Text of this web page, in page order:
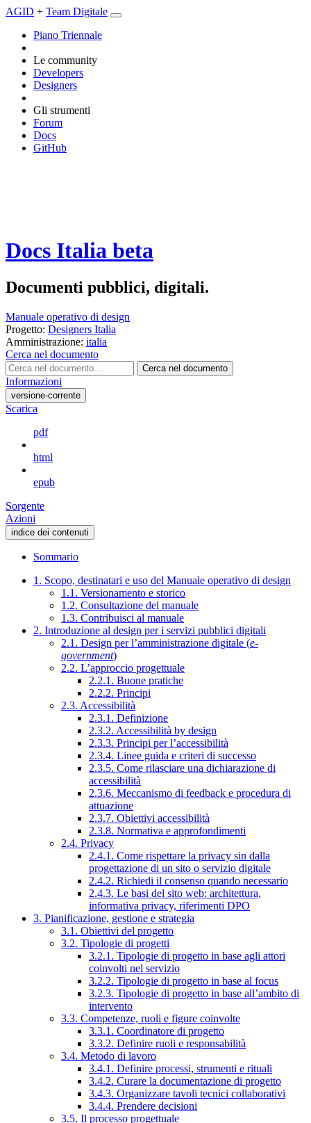
AGID + Team Digitale
Piano Triennale
Le community
Developers
Designers
Gli strumenti
Forum
Docs
GitHub
Docs Italia beta
Documenti pubblici, digitali.
Manuale operativo di design
Progetto: Designers Italia
Amministrazione: italia
Cerca nel documento
Cerca nel documento
Informazioni
versione-corrente
Scarica
pdf
html
epub
Sorgente
Azioni
indice dei contenuti
Sommario
1. Scopo, destinatari e uso del Manuale operativo di design
1.1. Versionamento e storico
1.2. Consultazione del manuale
1.3. Contribuisci al manuale
2. Introduzione al design per i servizi pubblici digitali
2.1. Design per l’amministrazione digitale (e-
government)
2.2. L’approccio progettuale
2.2.1. Buone pratiche
2.2.2. Principi
2.3. Accessibilità
2.3.1. Definizione
2.3.2. Accessibilità by design
2.3.3. Principi per l’accessibilità
2.3.4. Linee guida e criteri di successo
2.3.5. Come rilasciare una dichiarazione di
accessibilità
2.3.6. Meccanismo di feedback e procedura di
attuazione
2.3.7. Obiettivi accessibilità
2.3.8. Normativa e approfondimenti
2.4. Privacy
2.4.1. Come rispettare la privacy sin dalla
progettazione di un sito o servizio digitale
2.4.2. Richiedi il consenso quando necessario
2.4.3. Le basi del sito web: architettura,
informativa privacy, riferimenti DPO
3. Pianificazione, gestione e strategia
3.1. Obiettivi del progetto
3.2. Tipologie di progetti
3.2.1. Tipologie di progetto in base agli attori
coinvolti nel servizio
3.2.2. Tipologie di progetto in base al focus
3.2.3. Tipologie di progetto in base all’ambito di
intervento
3.3. Competenze, ruoli e figure coinvolte
3.3.1. Coordinatore di progetto
3.3.2. Definire ruoli e responsabilità
3.4. Metodo di lavoro
3.4.1. Definire processi, strumenti e rituali
3.4.2. Curare la documentazione di progetto
3.4.3. Organizzare tavoli tecnici collaborativi
3.4.4. Prendere decisioni
3.5. Il processo progettuale